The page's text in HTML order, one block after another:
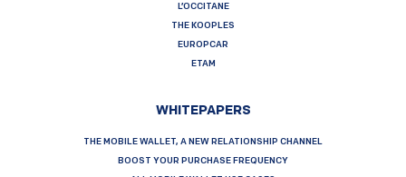
L’OCCITANE
THE KOOPLES
EUROPCAR
ETAM
WHITEPAPERS
THE MOBILE WALLET, A NEW RELATIONSHIP CHANNEL
BOOST YOUR PURCHASE FREQUENCY